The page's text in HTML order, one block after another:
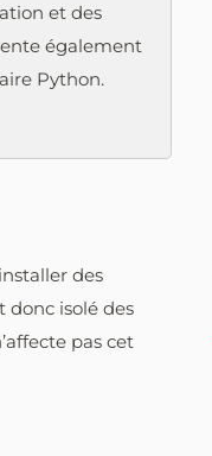
et des
également
Python.
des
donc isolé des
pas cet